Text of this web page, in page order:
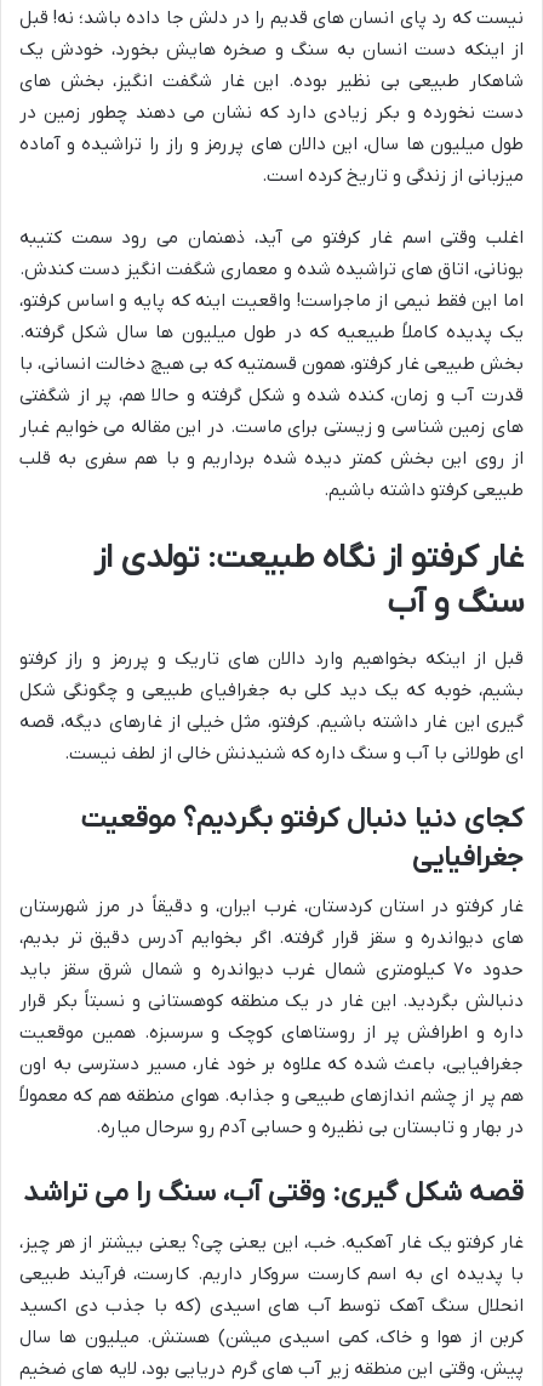
نیست که رد پای انسان های قدیم را در دلش جا داده باشد؛ نه! قبل
از اینکه دست انسان به سنگ و صخره هایش بخورد، خودش یک
شاهکار طبیعی بی نظیر بوده. این غار شگفت انگیز، بخش های
دست نخورده و بکر زیادی دارد که نشان می دهند چطور زمین در
طول میلیون ها سال، این دالان های پررمز و راز را تراشیده و آماده
میزبانی از زندگی و تاریخ کرده است.
اغلب وقتی اسم غار کرفتو می آید، ذهنمان می رود سمت کتیبه
یونانی، اتاق های تراشیده شده و معماری شگفت انگیز دست کندش.
اما این فقط نیمی از ماجراست! واقعیت اینه که پایه و اساس کرفتو،
یک پدیده کاملاً طبیعیه که در طول میلیون ها سال شکل گرفته.
بخش طبیعی غار کرفتو، همون قسمتیه که بی هیچ دخالت انسانی، با
قدرت آب و زمان، کنده شده و شکل گرفته و حالا هم، پر از شگفتی
های زمین شناسی و زیستی برای ماست. در این مقاله می خوایم غبار
از روی این بخش کمتر دیده شده برداریم و با هم سفری به قلب
طبیعی کرفتو داشته باشیم.
غار کرفتو از نگاه طبیعت: تولدی از
سنگ و آب
قبل از اینکه بخواهیم وارد دالان های تاریک و پررمز و راز کرفتو
بشیم، خوبه که یک دید کلی به جغرافیای طبیعی و چگونگی شکل
گیری این غار داشته باشیم. کرفتو، مثل خیلی از غارهای دیگه، قصه
ای طولانی با آب و سنگ داره که شنیدنش خالی از لطف نیست.
کجای دنیا دنبال کرفتو بگردیم؟ موقعیت
جغرافیایی
غار کرفتو در استان کردستان، غرب ایران، و دقیقاً در مرز شهرستان
های دیواندره و سقز قرار گرفته. اگر بخوایم آدرس دقیق تر بدیم،
حدود ۷۰ کیلومتری شمال غرب دیواندره و شمال شرق سقز باید
دنبالش بگردید. این غار در یک منطقه کوهستانی و نسبتاً بکر قرار
داره و اطرافش پر از روستاهای کوچک و سرسبزه. همین موقعیت
جغرافیایی، باعث شده که علاوه بر خود غار، مسیر دسترسی به اون
هم پر از چشم اندازهای طبیعی و جذابه. هوای منطقه هم که معمولاً
در بهار و تابستان بی نظیره و حسابی آدم رو سرحال میاره.
قصه شکل گیری: وقتی آب، سنگ را می تراشد
غار کرفتو یک غار آهکیه. خب، این یعنی چی؟ یعنی بیشتر از هر چیز،
با پدیده ای به اسم کارست سروکار داریم. کارست، فرآیند طبیعی
انحلال سنگ آهک توسط آب های اسیدی (که با جذب دی اکسید
کربن از هوا و خاک، کمی اسیدی میشن) هستش. میلیون ها سال
پیش، وقتی این منطقه زیر آب های گرم دریایی بود، لایه های ضخیم